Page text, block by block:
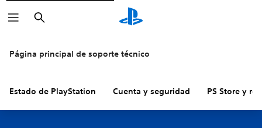
Buscar
Página principal de soporte técnico
Estado de PlayStation Cuenta y seguridad PS Store y